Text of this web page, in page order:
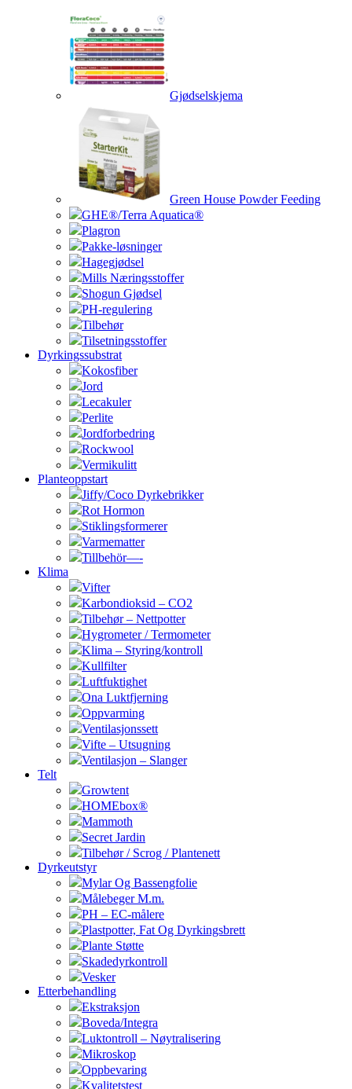
Gjødselskjema
Green House Powder Feeding
GHE®/Terra Aquatica®
Plagron
Pakke-løsninger
Hagegjødsel
Mills Næringsstoffer
Shogun Gjødsel
PH-regulering
Tilbehør
Tilsetningsstoffer
Dyrkingssubstrat
Kokosfiber
Jord
Lecakuler
Perlite
Jordforbedring
Rockwool
Vermikulitt
Planteoppstart
Jiffy/Coco Dyrkebrikker
Rot Hormon
Stiklingsformerer
Varmematter
Tillbehör—-
Klima
Vifter
Karbondioksid – CO2
Tilbehør – Nettpotter
Hygrometer / Termometer
Klima – Styring/kontroll
Kullfilter
Luftfuktighet
Ona Luktfjerning
Oppvarming
Ventilasjonssett
Vifte – Utsugning
Ventilasjon – Slanger
Telt
Growtent
HOMEbox®
Mammoth
Secret Jardin
Tilbehør / Scrog / Plantenett
Dyrkeutstyr
Mylar Og Bassengfolie
Målebeger M.m.
PH – EC-målere
Plastpotter, Fat Og Dyrkingsbrett
Plante Støtte
Skadedyrkontroll
Vesker
Etterbehandling
Ekstraksjon
Boveda/Integra
Luktontroll – Nøytralisering
Mikroskop
Oppbevaring
Kvalitetstest